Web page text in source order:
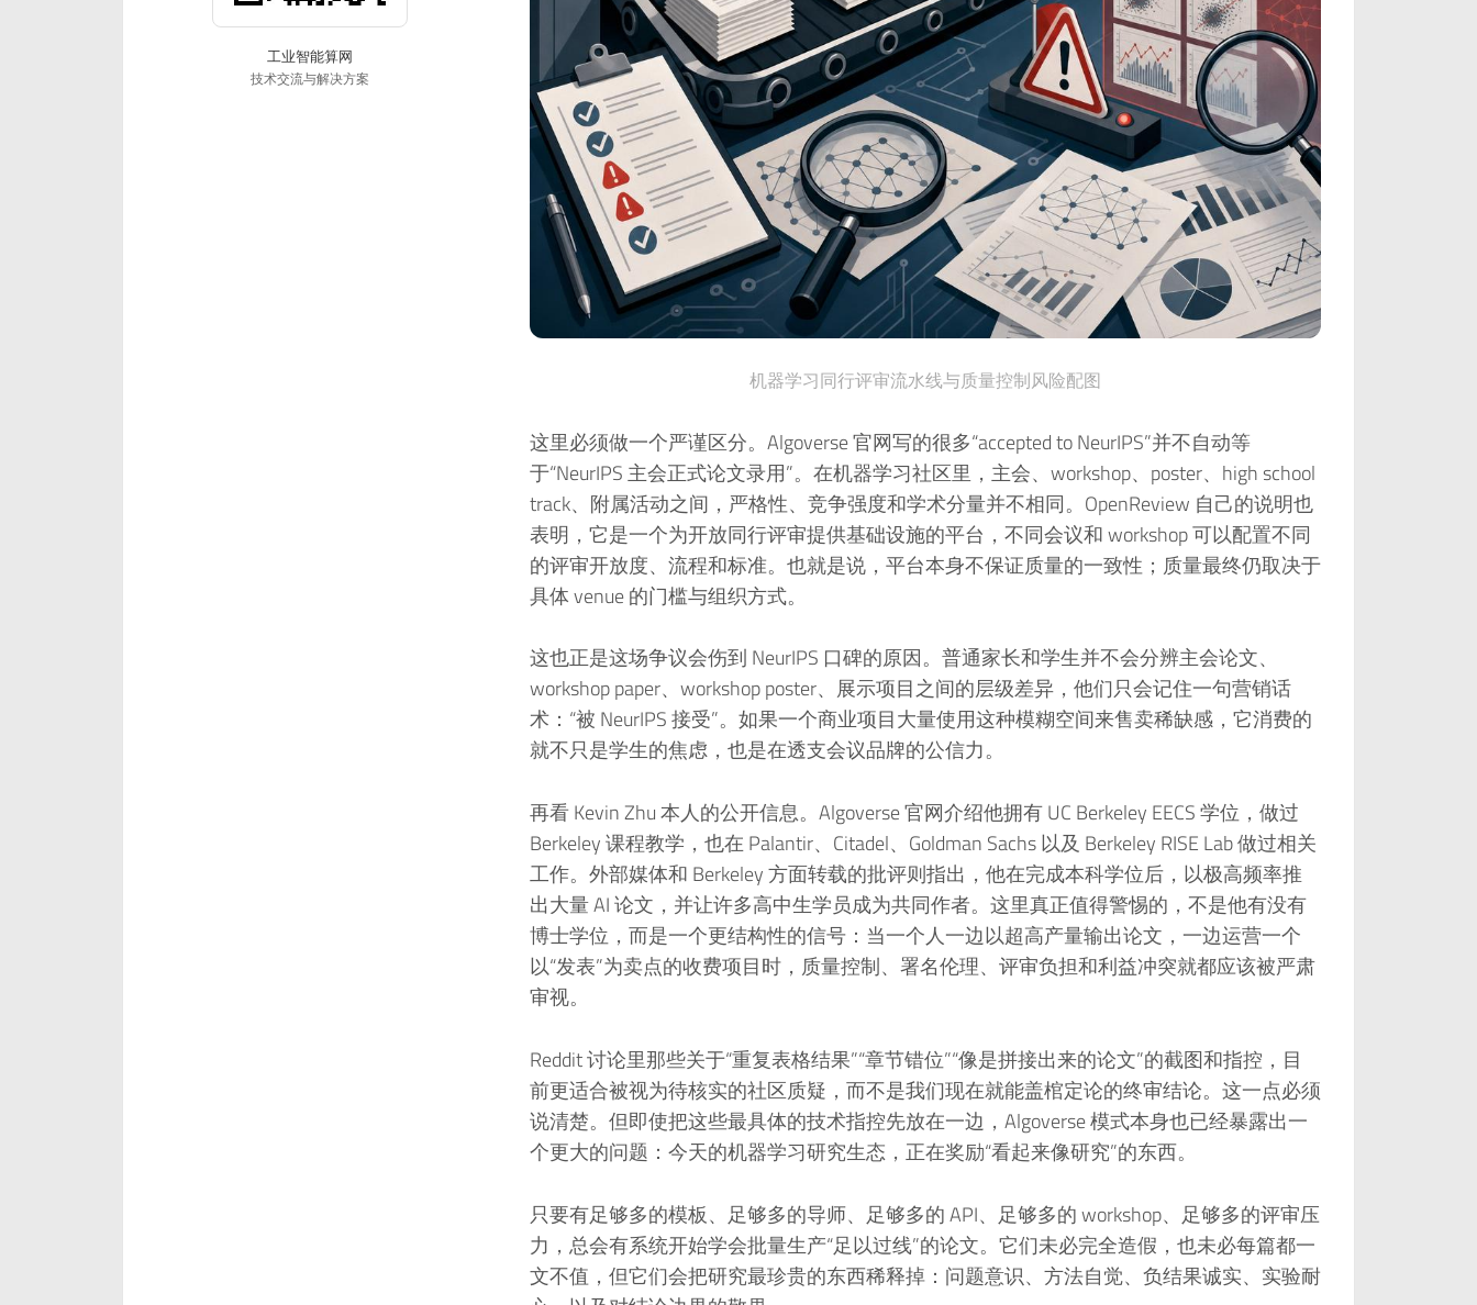
机器学习同行评审流水线与质量控制风险配图
这里必须做一个严谨区分。Algoverse 官网写的很多“accepted to NeurIPS”并不自动等
于“NeurIPS 主会正式论文录用”。在机器学习社区里，主会、workshop、poster、high school
track、附属活动之间，严格性、竞争强度和学术分量并不相同。OpenReview 自己的说明也
表明，它是一个为开放同行评审提供基础设施的平台，不同会议和 workshop 可以配置不同
的评审开放度、流程和标准。也就是说，平台本身不保证质量的一致性；质量最终仍取决于
具体 venue 的门槛与组织方式。
这也正是这场争议会伤到 NeurIPS 口碑的原因。普通家长和学生并不会分辨主会论文、
workshop paper、workshop poster、展示项目之间的层级差异，他们只会记住一句营销话
术：“被 NeurIPS 接受”。如果一个商业项目大量使用这种模糊空间来售卖稀缺感，它消费的
就不只是学生的焦虑，也是在透支会议品牌的公信力。
再看 Kevin Zhu 本人的公开信息。Algoverse 官网介绍他拥有 UC Berkeley EECS 学位，做过
Berkeley 课程教学，也在 Palantir、Citadel、Goldman Sachs 以及 Berkeley RISE Lab 做过相关
工作。外部媒体和 Berkeley 方面转载的批评则指出，他在完成本科学位后，以极高频率推
出大量 AI 论文，并让许多高中生学员成为共同作者。这里真正值得警惕的，不是他有没有
博士学位，而是一个更结构性的信号：当一个人一边以超高产量输出论文，一边运营一个
以“发表”为卖点的收费项目时，质量控制、署名伦理、评审负担和利益冲突就都应该被严肃
审视。
Reddit 讨论里那些关于“重复表格结果”“章节错位”“像是拼接出来的论文”的截图和指控，目
前更适合被视为待核实的社区质疑，而不是我们现在就能盖棺定论的终审结论。这一点必须
说清楚。但即使把这些最具体的技术指控先放在一边，Algoverse 模式本身也已经暴露出一
个更大的问题：今天的机器学习研究生态，正在奖励“看起来像研究”的东西。
只要有足够多的模板、足够多的导师、足够多的 API、足够多的 workshop、足够多的评审压
力，总会有系统开始学会批量生产“足以过线”的论文。它们未必完全造假，也未必每篇都一
文不值，但它们会把研究最珍贵的东西稀释掉：问题意识、方法自觉、负结果诚实、实验耐
工业智能算网
技术交流与解决方案